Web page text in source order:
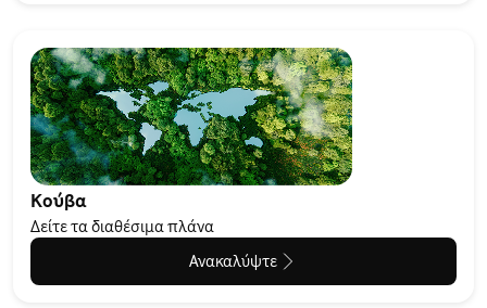
Κούβα
Δείτε τα διαθέσιμα πλάνα
Ανακαλύψτε